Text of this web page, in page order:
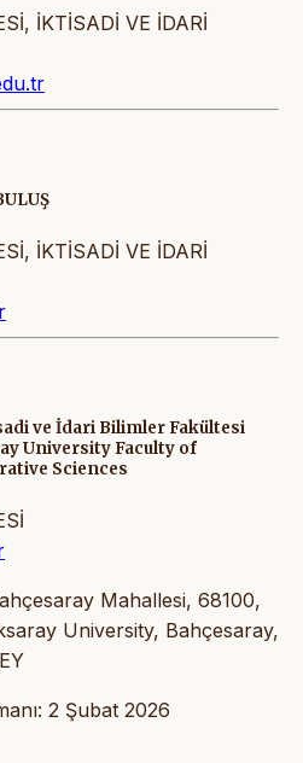
İKTİSADİ VE İDARİ
İKTİSADİ VE İDARİ
ve İdari Bilimler Fakültesi
University Faculty of
Sciences
Mahallesi, 68100,
University, Bahçesaray,
2 Şubat 2026